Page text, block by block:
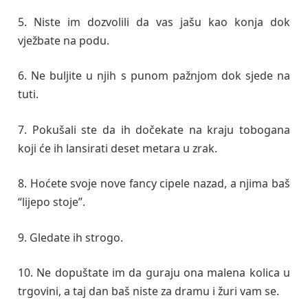
5. Niste im dozvolili da vas jašu kao konja dok
vježbate na podu.
6. Ne buljite u njih s punom pažnjom dok sjede na
tuti.
7. Pokušali ste da ih dočekate na kraju tobogana
koji će ih lansirati deset metara u zrak.
8. Hoćete svoje nove fancy cipele nazad, a njima baš
“lijepo stoje”.
9. Gledate ih strogo.
10. Ne dopuštate im da guraju ona malena kolica u
trgovini, a taj dan baš niste za dramu i žuri vam se.